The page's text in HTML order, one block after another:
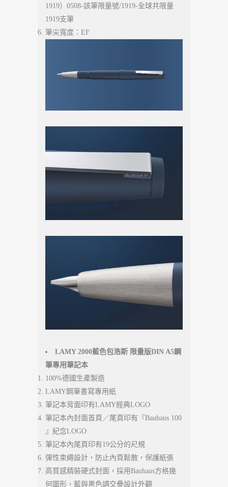
1919）0508-該筆限量號/1919-全球共限量
1919支筆
筆尖寬度：EF
LAMY 2000藍色包浩斯 限量版DIN A5鋼
筆專用筆記本
100%德國生產製造
LAMY鋼筆書寫專用紙
筆記本背面印有LAMY經典LOGO
筆記本內封面首頁／尾頁印有『Bauhaus 100
』紀念LOGO
筆記本內尾頁印有19公分的尺規
彈性束繩設計，防止內頁鬆散，保護紙張
高質感精裝硬式封面，採用Bauhaus方格幾
何圖形，藍與黑色調交疊設計外觀